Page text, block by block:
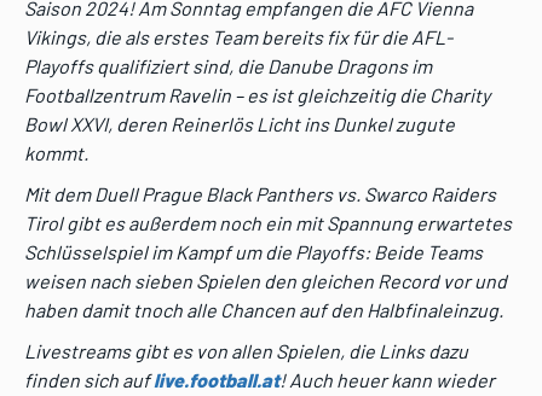
Saison 2024! Am Sonntag empfangen die AFC Vienna
Vikings, die als erstes Team bereits fix für die AFL-
Playoffs qualifiziert sind, die Danube Dragons im
Footballzentrum Ravelin – es ist gleichzeitig die Charity
Bowl XXVI, deren Reinerlös Licht ins Dunkel zugute
kommt.
Mit dem Duell Prague Black Panthers vs. Swarco Raiders
Tirol gibt es außerdem noch ein mit Spannung erwartetes
Schlüsselspiel im Kampf um die Playoffs: Beide Teams
weisen nach sieben Spielen den gleichen Record vor und
haben damit tnoch alle Chancen auf den Halbfinaleinzug.
Livestreams gibt es von allen Spielen, die Links dazu
finden sich auflive.football.at! Auch heuer kann wieder